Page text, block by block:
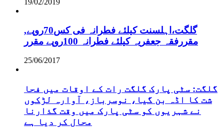
19/02/2019
,گلگت،اہلسنت کیلئے فطرانہ فی کس70روپے
مقررفقہ جعفریہ کیلئے فطرانہ 100روپے مقرر
25/06/2017
گلگت: سٹی پارک گلگت رات کے اوقات میں فحا
شت کا اڈہ بن گیا، نوسرباز، آوارہ لڑکوں
نے شہریوں کو سٹی پارک میں وقت گذارنا
محال کر دیا ہے